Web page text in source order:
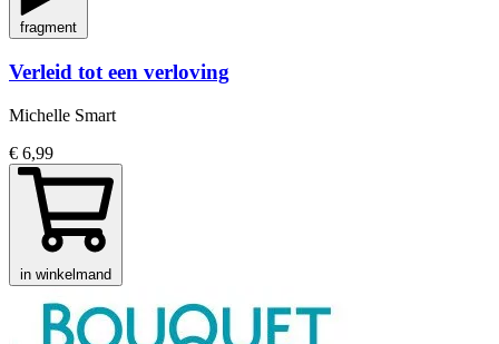
fragment
Verleid tot een verloving
Michelle Smart
€ 6,99
in winkelmand